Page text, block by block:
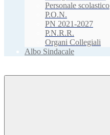
Personale scolastico
P.O.N.
PN 2021-2027
P.N.R.R.
Organi Collegiali
Albo Sindacale